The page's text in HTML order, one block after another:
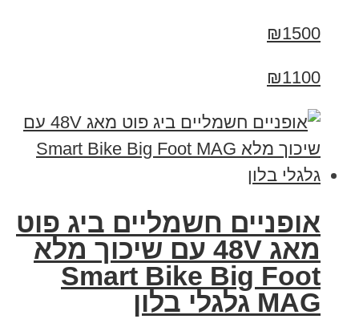
₪1500
₪1100
אופניים חשמליים ביג פוט
מאג 48V עם שיכוך מלא
Smart Bike Big Foot
MAG גלגלי בלון